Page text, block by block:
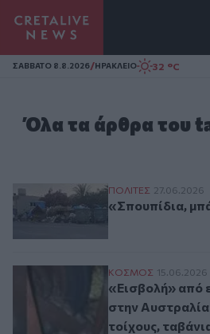
Homepage
ΣAΒΒΑΤΟ 8.8.2026/ΗΡΑΚΛΕΙΟ 32 °C
Όλα τα άρθρα του
«Σπουπίδια,
ΠΟΛΙΤΕΣ 27.06.2026
«Σπουπίδια,
«Εισβολή» από
ΚΟΣΜΟΣ 15.06.2026
«Εισβολή» από
στην
τοίχους,